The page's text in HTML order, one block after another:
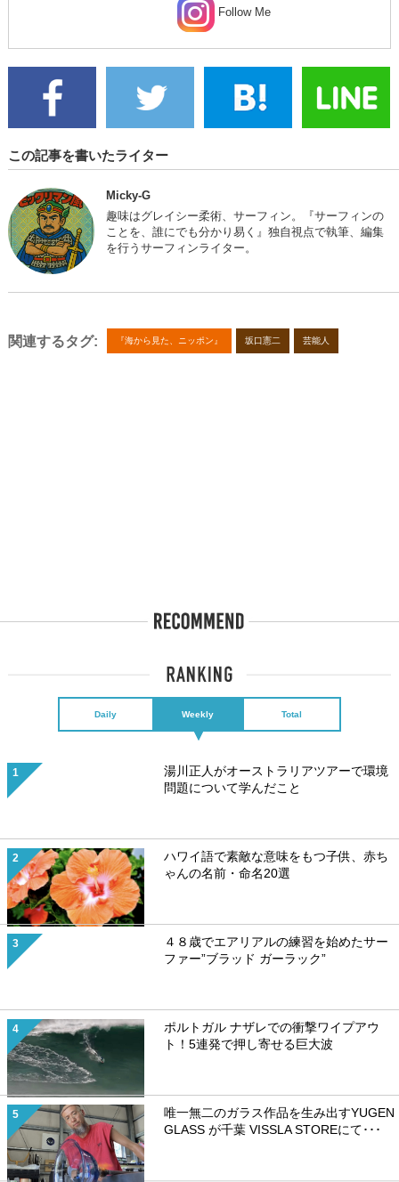
Follow Me
この記事を書いたライター
Micky-G
趣味はグレイシー柔術、サーフィン。『サーフィンの
ことを、誰にでも分かり易く』独自視点で執筆、編集
を行うサーフィンライター。
関連するタグ: 『海から見た、ニッポン』 坂口憲二 芸能人
Daily Weekly Total
湯川正人がオーストラリアツアーで環境
問題について学んだこと
ハワイ語で素敵な意味をもつ子供、赤ち
ゃんの名前・命名20選
４８歳でエアリアルの練習を始めたサー
ファー”ブラッド ガーラック”
ポルトガル ナザレでの衝撃ワイプアウ
ト！5連発で押し寄せる巨大波
唯一無二のガラス作品を生み出すYUGEN
GLASS が千葉 VISSLA STOREにて･･･